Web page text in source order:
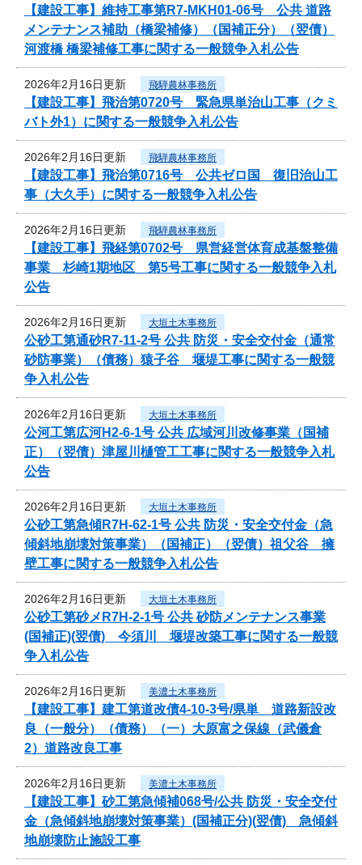
【建設工事】維持工事第R7-MKH01-06号 公共 道路
メンテナンス補助（橋梁補修）（国補正分）（翌債）
河渡橋 橋梁補修工事に関する一般競争入札公告
2026年2月16日更新 飛騨農林事務所
【建設工事】飛治第0720号 緊急県単治山工事（クミ
バト外1）に関する一般競争入札公告
2026年2月16日更新 飛騨農林事務所
【建設工事】飛治第0716号 公共ゼロ国 復旧治山工
事（大久手）に関する一般競争入札公告
2026年2月16日更新 飛騨農林事務所
【建設工事】飛経第0702号 県営経営体育成基盤整備
事業 杉崎1期地区 第5号工事に関する一般競争入札
公告
2026年2月16日更新 大垣土木事務所
公砂工第通砂R7-11-2号 公共 防災・安全交付金（通常
砂防事業）（債務）猿子谷 堰堤工事に関する一般競
争入札公告
2026年2月16日更新 大垣土木事務所
公河工第広河H2-6-1号 公共 広域河川改修事業（国補
正）（翌債）津屋川樋管工工事に関する一般競争入札
公告
2026年2月16日更新 大垣土木事務所
公砂工第急傾R7H-62-1号 公共 防災・安全交付金（急
傾斜地崩壊対策事業）（国補正）（翌債）祖父谷 擁
壁工事に関する一般競争入札公告
2026年2月16日更新 大垣土木事務所
公砂工第砂メR7H-2-1号 公共 砂防メンテナンス事業
(国補正)(翌債) 今須川 堰堤改築工事に関する一般競
争入札公告
2026年2月16日更新 美濃土木事務所
【建設工事】建工第道改債4-10-3号/県単 道路新設改
良（一般分）（債務）（一）大原富之保線（武儀倉
2）道路改良工事
2026年2月16日更新 美濃土木事務所
【建設工事】砂工第急傾補068号/公共 防災・安全交付
金（急傾斜地崩壊対策事業）(国補正分)(翌債) 急傾斜
地崩壊防止施設工事